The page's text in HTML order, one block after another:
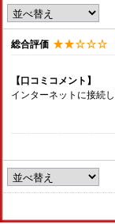
総合評価
【口コミコメント】
インターネットに接続